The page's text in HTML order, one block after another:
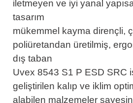
iletmeyen ve iyi yanal
tasarım
mükemmel kayma dirençli,
poliüretandan üretilmiş,
dış taban
Uvex 8543 S1 P ESD SRC
geliştirilen kalıp ve iklim
alabilen malzemeler